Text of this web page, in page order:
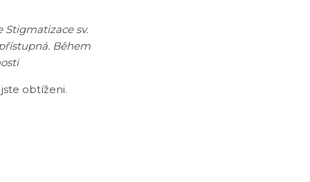
sv.
Během
obtíženi.